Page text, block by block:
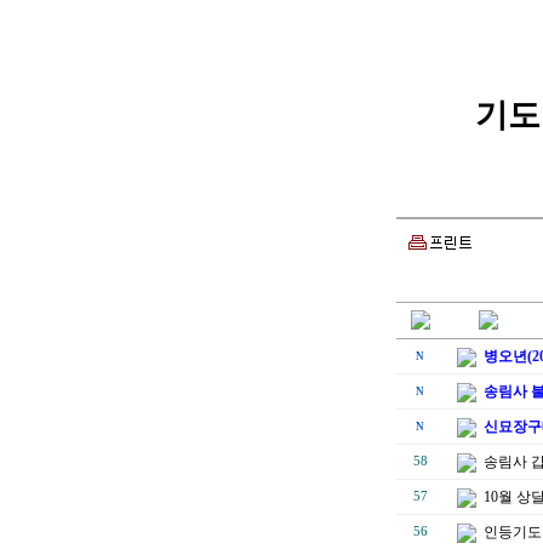
기
N 병오년
N 송림사
N 신묘장
58 송림사
57 10월 상
56 인등기